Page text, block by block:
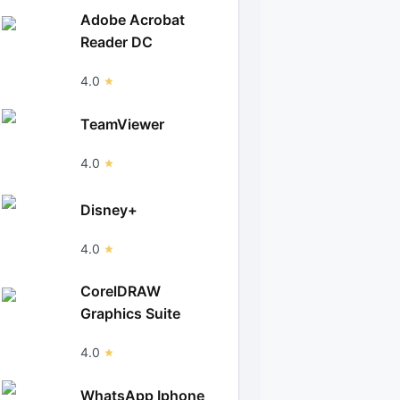
Adobe Acrobat
Reader DC
4.0
TeamViewer
4.0
Disney+
4.0
CorelDRAW
Graphics Suite
4.0
WhatsApp Iphone